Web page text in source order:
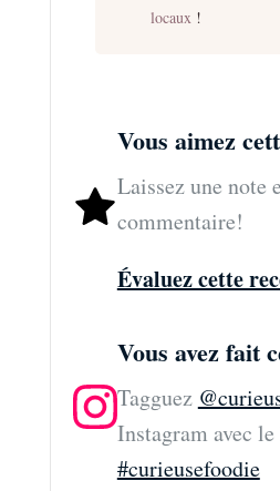
locaux!
Vous aimez
Laissez une note
commentaire!
Évaluez cette
Vous avez fait
Tagguez
Instagram avec le
#curieusefoodie